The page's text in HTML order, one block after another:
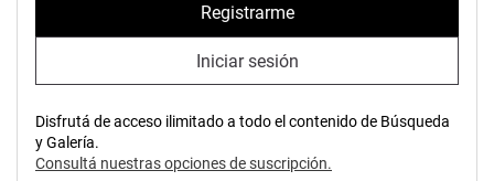
Registrarme
Iniciar sesión
Disfrutá de acceso ilimitado a todo el contenido de Búsqueda
y Galería.
Consultá nuestras opciones de suscripción.